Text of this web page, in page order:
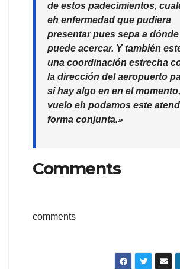
de estos padecimientos,
eh enfermedad que pudiera
presentar pues sepa a
puede acercar. Y también
una coordinación estrecha
la dirección del aeropuerto
si hay algo en en el
vuelo eh podamos este
forma conjunta.»
Comments
comments